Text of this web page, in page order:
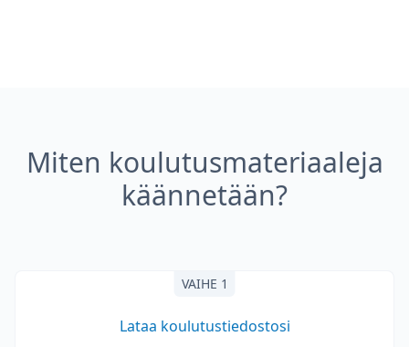
Miten koulutusmateriaaleja
käännetään?
VAIHE 1
Lataa koulutustiedostosi